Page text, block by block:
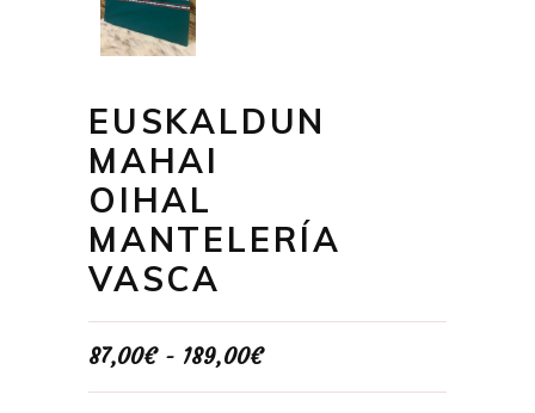
EUSKALDUN
MAHAI
OIHAL
MANTELERÍA
VASCA
87,00€ - 189,00€Rango
precios: